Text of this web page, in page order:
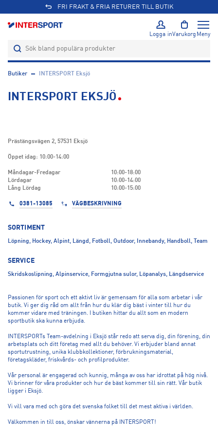
FRI FRAKT & FRIA RETURER TILL BUTIK
Logga inVarukorg Meny
Butiker INTERSPORT Eksjö
INTERSPORT EKSJÖ
Prästängsvägen 2, 57531 Eksjö
Öppet idag: 10:00-14:00
Måndagar-Fredagar
10:00-18:00
Lördagar
10:00-14:00
Lång Lördag
10:00-15:00
0381-13085 VÄGBESKRIVNING
SORTIMENT
Löpning, Hockey, Alpint, Längd, Fotboll, Outdoor, Innebandy, Handboll, Team
SERVICE
Skridskoslipning, Alpinservice, Formgjutna sulor, Löpanalys, Längdservice
Passionen för sport och ett aktivt liv är gemensam för alla som arbetar i vår
butik. Vi ger dig råd om allt från hur du klär dig bäst i vinter till hur du
kommer vidare med träningen. I butiken hittar du allt som en modern
sportbutik ska kunna erbjuda.
INTERSPORTs Team-avdelning i Eksjö står redo att serva dig, din förening, din
arbetsplats och ditt företag med allt du behöver. Vi erbjuder bland annat
sportutrustning, unika klubbkollektioner, förbrukningsmaterial,
företagskläder, friskvårds- och profilprodukter.
Vår personal är engagerad och kunnig, många av oss har idrottat på hög nivå.
Vi brinner för våra produkter och hur de bäst kommer till sin rätt. Vår butik
ligger i Eksjö.
Vi vill vara med och göra det svenska folket till det mest aktiva i världen.
Välkommen in till oss, önskar vännerna på INTERSPORT!